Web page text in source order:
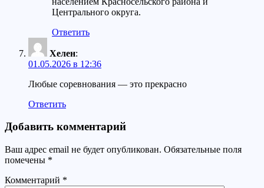
Центрального округа.
Ответить
Хелен:
01.05.2026 в 12:36
Любые соревнования — это прекрасно
Ответить
Добавить комментарий
Ваш адрес email не будет опубликован. Обязательные поля
помечены *
Комментарий *